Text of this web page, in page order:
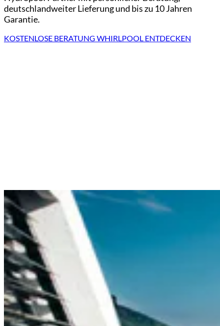
deutschlandweiter Lieferung und bis zu 10 Jahren
Garantie.
KOSTENLOSE BERATUNG WHIRLPOOL ENTDECKEN